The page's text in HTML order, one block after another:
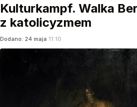
Kulturkampf. Walka
z katolicyzmem
Dodano: 24 maja 11:10